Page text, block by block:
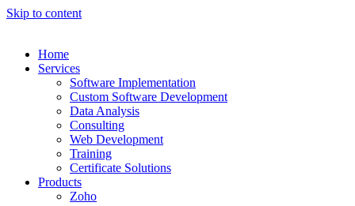
Skip to content
Home
Services
Software Implementation
Custom Software Development
Data Analysis
Consulting
Web Development
Training
Certificate Solutions
Products
Zoho